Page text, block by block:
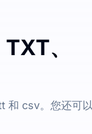
、
和 csv。您还可以